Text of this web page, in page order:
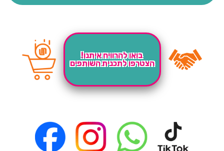
בואו להרוויח איתנו!
הצטרפו לתכנית השותפים